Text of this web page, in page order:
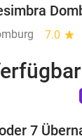
7.0 star
7